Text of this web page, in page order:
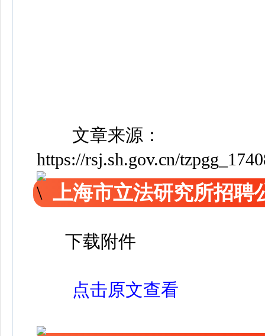
文章来源：
https://rsj.sh.gov.cn/
上海市立法研究所招聘
下载附件
点击原文查看